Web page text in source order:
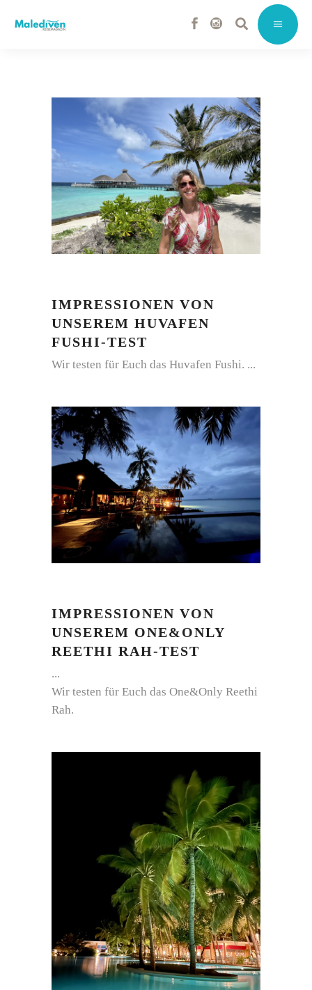
IMPRESSIONEN VON
UNSEREM HUVAFEN
FUSHI-TEST
Wir testen für Euch das Huvafen Fushi.
IMPRESSIONEN VON
UNSEREM ONE&ONLY
REETHI RAH-TEST
Wir testen für Euch das One&Only Reethi
Rah.